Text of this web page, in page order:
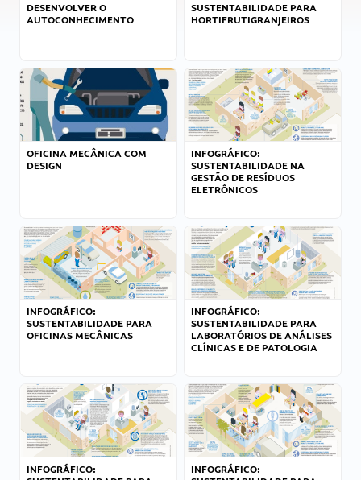
DESENVOLVER O
AUTOCONHECIMENTO
SUSTENTABILIDADE PARA
HORTIFRUTIGRANJEIROS
OFICINA MECÂNICA COM
DESIGN
INFOGRÁFICO:
SUSTENTABILIDADE NA
GESTÃO DE RESÍDUOS
ELETRÔNICOS
INFOGRÁFICO:
SUSTENTABILIDADE PARA
OFICINAS MECÂNICAS
INFOGRÁFICO:
SUSTENTABILIDADE PARA
LABORATÓRIOS DE ANÁLISES
CLÍNICAS E DE PATOLOGIA
INFOGRÁFICO:
INFOGRÁFICO: